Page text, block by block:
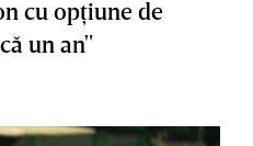
cu opţiune de
un an"